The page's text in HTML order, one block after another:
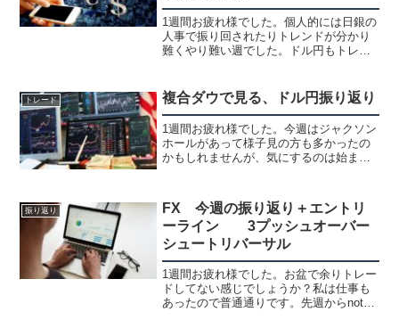
1週間お疲れ様でした。個人的には日銀の
人事で振り回されたりトレンドが分かり
難くやり難い週でした。ドル円もトレン
総合監修したFX投資E-BOOK図解オール
カラー128P ...
トレード 複合ダウで見る、ドル円振り返り
1週間お疲れ様でした。今週はジャクソン
ホールがあって様子見の方も多かったの
かもしれませんが、気にするのは始まっ
かり易く、ダウを複合で見る３波手法と
15分値幅取り手法と分...
振り返り
FX 今週の振り返り＋エントリ
ーライン 3プッシュオーバー
シュートリバーサル
1週間お疲れ様でした。お盆で余りトレー
ドしてない感じでしょうか？私は仕事も
あったので普通通りです。先週からnote